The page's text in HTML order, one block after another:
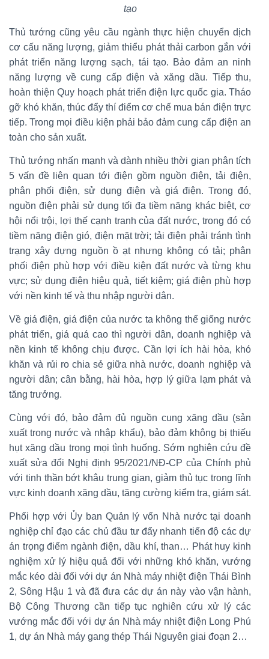
tạo
Thủ tướng cũng yêu cầu ngành thực hiện chuyển dịch
cơ cấu năng lượng, giảm thiểu phát thải carbon gắn với
phát triển năng lượng sạch, tái tạo. Bảo đảm an ninh
năng lượng về cung cấp điện và xăng dầu. Tiếp thu,
hoàn thiện Quy hoạch phát triển điện lực quốc gia. Tháo
gỡ khó khăn, thúc đẩy thí điểm cơ chế mua bán điện trực
tiếp. Trong mọi điều kiện phải bảo đảm cung cấp điện an
toàn cho sản xuất.
Thủ tướng nhấn mạnh và dành nhiều thời gian phân tích
5 vấn đề liên quan tới điện gồm nguồn điện, tải điện,
phân phối điện, sử dụng điện và giá điện. Trong đó,
nguồn điện phải sử dụng tối đa tiềm năng khác biệt, cơ
hội nổi trội, lợi thế cạnh tranh của đất nước, trong đó có
tiềm năng điện gió, điện mặt trời; tải điện phải tránh tình
trạng xây dựng nguồn ồ ạt nhưng không có tải; phân
phối điện phù hợp với điều kiện đất nước và từng khu
vực; sử dụng điện hiệu quả, tiết kiệm; giá điện phù hợp
với nền kinh tế và thu nhập người dân.
Về giá điện, giá điện của nước ta không thể giống nước
phát triển, giá quá cao thì người dân, doanh nghiệp và
nền kinh tế không chịu được. Cần lợi ích hài hòa, khó
khăn và rủi ro chia sẻ giữa nhà nước, doanh nghiệp và
người dân; cân bằng, hài hòa, hợp lý giữa lạm phát và
tăng trưởng.
Cùng với đó, bảo đảm đủ nguồn cung xăng dầu (sản
xuất trong nước và nhập khẩu), bảo đảm không bị thiếu
hụt xăng dầu trong mọi tình huống. Sớm nghiên cứu đề
xuất sửa đổi Nghị định 95/2021/NĐ-CP của Chính phủ
với tinh thần bớt khâu trung gian, giảm thủ tục trong lĩnh
vực kinh doanh xăng dầu, tăng cường kiểm tra, giám sát.
Phối hợp với Ủy ban Quản lý vốn Nhà nước tại doanh
nghiệp chỉ đạo các chủ đầu tư đẩy nhanh tiến độ các dự
án trọng điểm ngành điện, dầu khí, than… Phát huy kinh
nghiệm xử lý hiệu quả đối với những khó khăn, vướng
mắc kéo dài đối với dự án Nhà máy nhiệt điện Thái Bình
2, Sông Hậu 1 và đã đưa các dự án này vào vận hành,
Bộ Công Thương cần tiếp tục nghiên cứu xử lý các
vướng mắc đối với dự án Nhà máy nhiệt điện Long Phú
1, dự án Nhà máy gang thép Thái Nguyên giai đoạn 2…